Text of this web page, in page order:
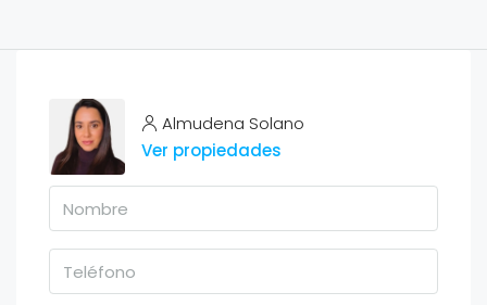
Almudena Solano
Ver propiedades